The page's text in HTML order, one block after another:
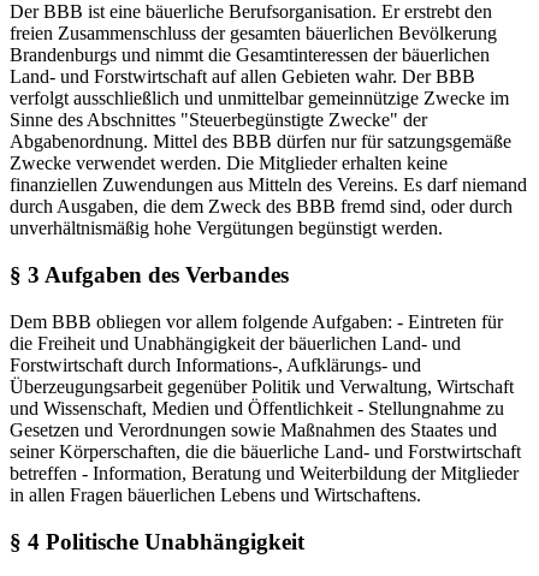
Der BBB ist eine bäuerliche Berufsorganisation. Er erstrebt den
freien Zusammenschluss der gesamten bäuerlichen Bevölkerung
Brandenburgs und nimmt die Gesamtinteressen der bäuerlichen
Land- und Forstwirtschaft auf allen Gebieten wahr. Der BBB
verfolgt ausschließlich und unmittelbar gemeinnützige Zwecke im
Sinne des Abschnittes "Steuerbegünstigte Zwecke" der
Abgabenordnung. Mittel des BBB dürfen nur für satzungsgemäße
Zwecke verwendet werden. Die Mitglieder erhalten keine
finanziellen Zuwendungen aus Mitteln des Vereins. Es darf niemand
durch Ausgaben, die dem Zweck des BBB fremd sind, oder durch
unverhältnismäßig hohe Vergütungen begünstigt werden.
§ 3 Aufgaben des Verbandes
Dem BBB obliegen vor allem folgende Aufgaben: - Eintreten für
die Freiheit und Unabhängigkeit der bäuerlichen Land- und
Forstwirtschaft durch Informations-, Aufklärungs- und
Überzeugungsarbeit gegenüber Politik und Verwaltung, Wirtschaft
und Wissenschaft, Medien und Öffentlichkeit - Stellungnahme zu
Gesetzen und Verordnungen sowie Maßnahmen des Staates und
seiner Körperschaften, die die bäuerliche Land- und Forstwirtschaft
betreffen - Information, Beratung und Weiterbildung der Mitglieder
in allen Fragen bäuerlichen Lebens und Wirtschaftens.
§ 4 Politische Unabhängigkeit